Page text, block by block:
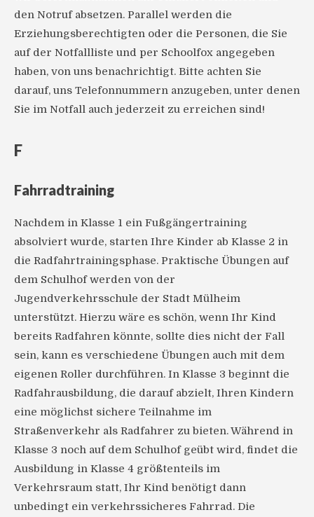
den Notruf absetzen. Parallel werden die
Erziehungsberechtigten oder die Personen, die Sie
auf der Notfallliste und per Schoolfox angegeben
haben, von uns benachrichtigt. Bitte achten Sie
darauf, uns Telefonnummern anzugeben, unter denen
Sie im Notfall auch jederzeit zu erreichen sind!
F
Fahrradtraining
Nachdem in Klasse 1 ein Fußgängertraining
absolviert wurde, starten Ihre Kinder ab Klasse 2 in
die Radfahrtrainingsphase. Praktische Übungen auf
dem Schulhof werden von der
Jugendverkehrsschule der Stadt Mülheim
unterstützt. Hierzu wäre es schön, wenn Ihr Kind
bereits Radfahren könnte, sollte dies nicht der Fall
sein, kann es verschiedene Übungen auch mit dem
eigenen Roller durchführen. In Klasse 3 beginnt die
Radfahrausbildung, die darauf abzielt, Ihren Kindern
eine möglichst sichere Teilnahme im
Straßenverkehr als Radfahrer zu bieten. Während in
Klasse 3 noch auf dem Schulhof geübt wird, findet die
Ausbildung in Klasse 4 größtenteils im
Verkehrsraum statt, Ihr Kind benötigt dann
unbedingt ein verkehrssicheres Fahrrad. Die